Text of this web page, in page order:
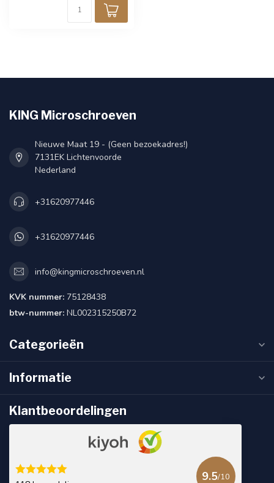
KING Microschroeven
Nieuwe Maat 19 - (Geen bezoekadres!)
7131EK Lichtenvoorde
Nederland
+31620977446
+31620977446
info@kingmicroschroeven.nl
KVK nummer: 75128438
btw-nummer: NL002315250B72
Categorieën
Informatie
Klantbeoordelingen
9.5/10